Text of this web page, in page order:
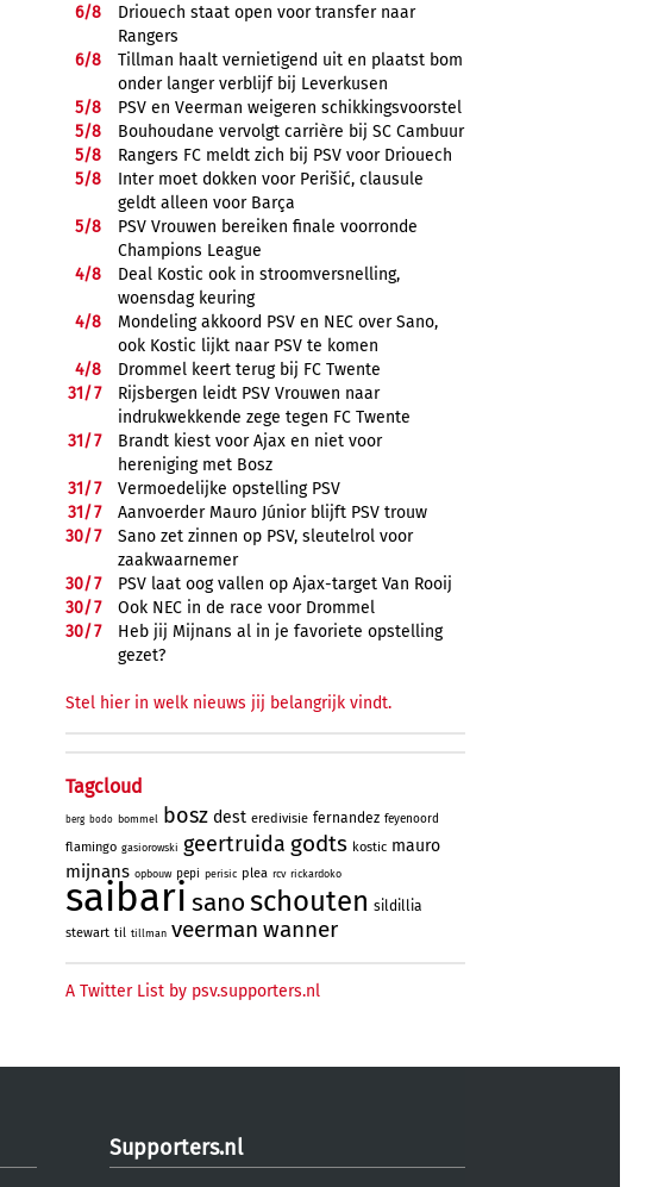
6/8
Driouech staat open voor transfer naar
Rangers
6/8
Tillman haalt vernietigend uit en plaatst bom
onder langer verblijf bij Leverkusen
5/8
PSV en Veerman weigeren schikkingsvoorstel
5/8
Bouhoudane vervolgt carrière bij SC Cambuur
5/8
Rangers FC meldt zich bij PSV voor Driouech
5/8
Inter moet dokken voor Perišić, clausule
geldt alleen voor Barça
5/8
PSV Vrouwen bereiken finale voorronde
Champions League
4/8
Deal Kostic ook in stroomversnelling,
woensdag keuring
4/8
Mondeling akkoord PSV en NEC over Sano,
ook Kostic lijkt naar PSV te komen
4/8
Drommel keert terug bij FC Twente
31/7
Rijsbergen leidt PSV Vrouwen naar
indrukwekkende zege tegen FC Twente
31/7
Brandt kiest voor Ajax en niet voor
hereniging met Bosz
31/7
Vermoedelijke opstelling PSV
31/7
Aanvoerder Mauro Júnior blijft PSV trouw
30/7
Sano zet zinnen op PSV, sleutelrol voor
zaakwaarnemer
30/7
PSV laat oog vallen op Ajax-target Van Rooij
30/7
Ook NEC in de race voor Drommel
30/7
Heb jij Mijnans al in je favoriete opstelling
gezet?
Stel hier in welk nieuws jij belangrijk vindt.
Tagcloud
berg bodo bommel bosz dest eredivisie fernandez feyenoord
flamingo gasiorowski geertruida godts kostic mauro
mijnans opbouw pepi perisic plea rcv rickardoko
saibari sanoschouten sildillia
stewart til tillman veerman wanner
A Twitter List by psv.supporters.nl
Supporters.nl